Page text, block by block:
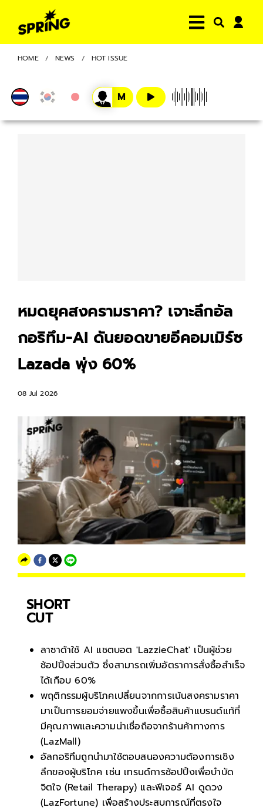
HOME NEWS HOT ISSUE
หมดยุคสงครามราคา? เจาะลึกอัล
กอริทึม-AI ดันยอดขายอีคอมเมิร์ซ
Lazada พุ่ง 60%
08 Jul 2026
SHORT
CUT
ลาซาด้าใช้ AI แชตบอต 'LazzieChat' เป็นผู้ช่วย
ช้อปปิ้งส่วนตัว ซึ่งสามารถเพิ่มอัตราการสั่งซื้อสำเร็จ
ได้เกือบ 60%
พฤติกรรมผู้บริโภคเปลี่ยนจากการเน้นสงครามราคา
มาเป็นการยอมจ่ายแพงขึ้นเพื่อซื้อสินค้าแบรนด์แท้ที่
มีคุณภาพและความน่าเชื่อถือจากร้านค้าทางการ
(LazMall)
อัลกอริทึมถูกนำมาใช้ตอบสนองความต้องการเชิง
ลึกของผู้บริโภค เช่น เทรนด์การช้อปปิ้งเพื่อบำบัด
จิตใจ (Retail Therapy) และฟีเจอร์ AI ดูดวง
(LazFortune) เพื่อสร้างประสบการณ์ที่ตรงใจ